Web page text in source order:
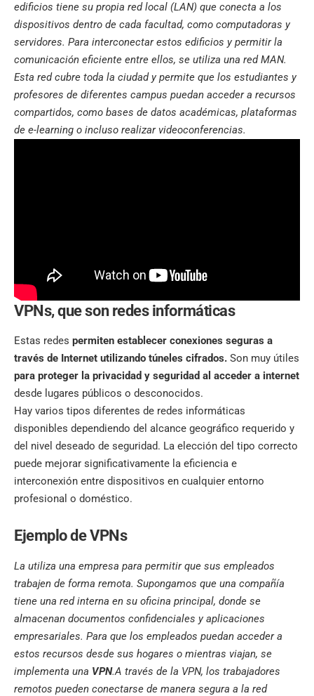
edificios tiene su propia red local (LAN) que conecta a los
dispositivos dentro de cada facultad, como computadoras y
servidores. Para interconectar estos edificios y permitir la
comunicación eficiente entre ellos, se utiliza una red MAN.
Esta red cubre toda la ciudad y permite que los estudiantes y
profesores de diferentes campus puedan acceder a recursos
compartidos, como bases de datos académicas, plataformas
de e-learning o incluso realizar videoconferencias.
VPNs, que son redes informáticas
Estas redes permiten establecer conexiones seguras a
través de Internet utilizando túneles cifrados. Son muy útiles
para proteger la privacidad y seguridad al acceder a internet
desde lugares públicos o desconocidos.
Hay varios tipos diferentes de redes informáticas
disponibles dependiendo del alcance geográfico requerido y
del nivel deseado de seguridad. La elección del tipo correcto
puede mejorar significativamente la eficiencia e
interconexión entre dispositivos en cualquier entorno
profesional o doméstico.
Ejemplo de VPNs
La utiliza una empresa para permitir que sus empleados
trabajen de forma remota. Supongamos que una compañía
tiene una red interna en su oficina principal, donde se
almacenan documentos confidenciales y aplicaciones
empresariales. Para que los empleados puedan acceder a
estos recursos desde sus hogares o mientras viajan, se
implementa una VPN.A través de la VPN, los trabajadores
remotos pueden conectarse de manera segura a la red